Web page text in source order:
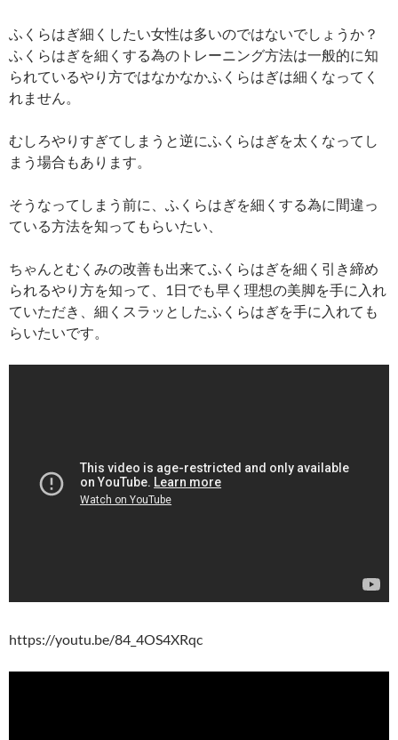
ふくらはぎ細くしたい女性は多いのではないでしょうか？
ふくらはぎを細くする為のトレーニング方法は一般的に知
られているやり方ではなかなかふくらはぎは細くなってく
れません。
むしろやりすぎてしまうと逆にふくらはぎを太くなってし
まう場合もあります。
そうなってしまう前に、ふくらはぎを細くする為に間違っ
ている方法を知ってもらいたい、
ちゃんとむくみの改善も出来てふくらはぎを細く引き締め
られるやり方を知って、1日でも早く理想の美脚を手に入れ
ていただき、細くスラッとしたふくらはぎを手に入れても
らいたいです。
https://youtu.be/84_4OS4XRqc